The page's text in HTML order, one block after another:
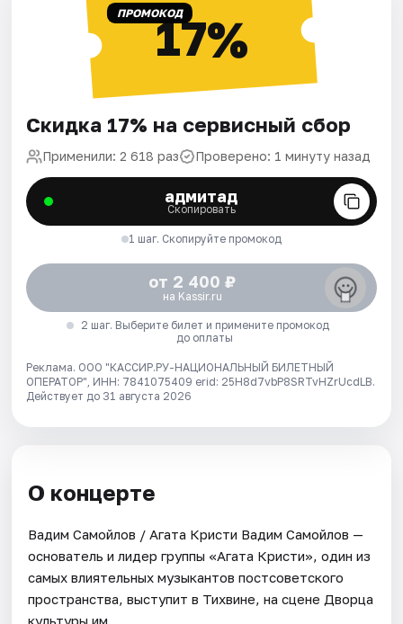
ПРОМОКОД17%
Скидка 17% на сервисный сбор
Применили: 2 618 раз Проверено: 1 минуту назад
адмитад
Скопировать
1 шаг. Скопируйте промокод
от 2 400 ₽
на Kassir.ru
2 шаг. Выберите билет и примените промокод
до оплаты
Реклама. ООО "КАССИР.РУ-НАЦИОНАЛЬНЫЙ БИЛЕТНЫЙ
ОПЕРАТОР", ИНН: 7841075409 erid: 25H8d7vbP8SRTvHZrUcdLB.
Действует до 31 августа 2026
О концерте
Вадим Самойлов / Агата Кристи Вадим Самойлов —
основатель и лидер группы «Агата Кристи», один из
самых влиятельных музыкантов постсоветского
пространства, выступит в Тихвине, на сцене Дворца
культуры им.